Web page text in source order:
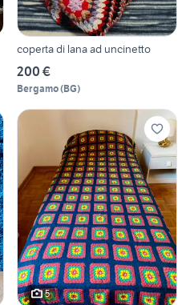
coperta di lana ad uncinetto
200 €
Bergamo(BG)
5